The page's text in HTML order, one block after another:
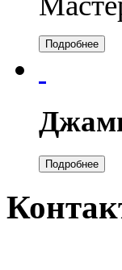
Подробнее
Подробнее